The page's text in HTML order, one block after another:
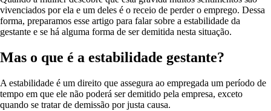
vivenciados por ela e um deles é o receio de perder o emprego. Dessa
forma, preparamos esse artigo para falar sobre a estabilidade da
gestante e se há alguma forma de ser demitida nesta situação.
Mas o que é a estabilidade gestante?
A estabilidade é um direito que assegura ao empregada um período de
tempo em que ele não poderá ser demitido pela empresa, exceto
quando se tratar de demissão por justa causa.